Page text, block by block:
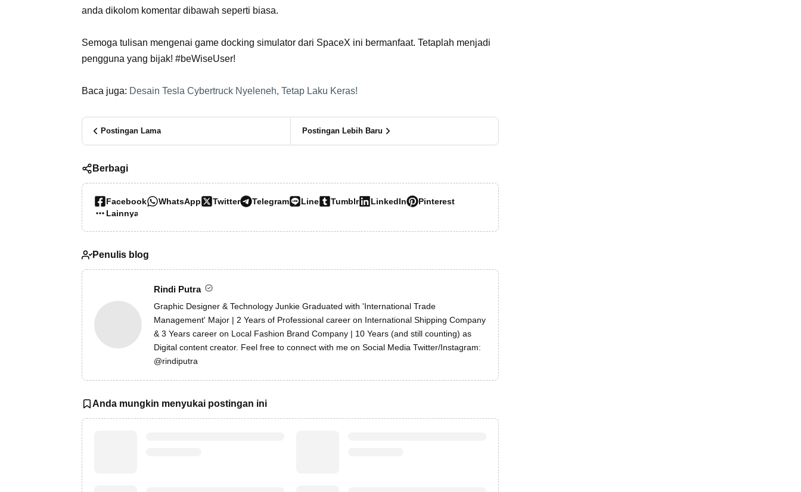
anda dikolom komentar dibawah seperti biasa.
Semoga tulisan mengenai game docking simulator dari SpaceX ini bermanfaat. Tetaplah menjadi
pengguna yang bijak! #beWiseUser!
Baca juga: Desain Tesla Cybertruck Nyeleneh, Tetap Laku Keras!
Postingan Lama Postingan Lebih Baru
Berbagi
Facebook WhatsApp Twitter Telegram Line Tumblr LinkedIn
Pinterest
Lainnya…
Penulis blog
Rindi Putra
Graphic Designer & Technology Junkie Graduated with 'International Trade
Management' Major | 2 Years of Professional career on International Shipping Company
& 3 Years career on Local Fashion Brand Company | 10 Years (and still counting) as
Digital content creator. Feel free to connect with me on Social Media Twitter/Instagram:
@rindiputra
Anda mungkin menyukai postingan ini